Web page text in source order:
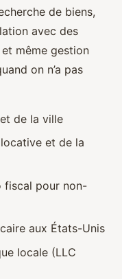
de biens,
avec des
même gestion
on n’a pas
de la ville
et de la
fiscal pour non-
aux États-Unis
locale (LLC